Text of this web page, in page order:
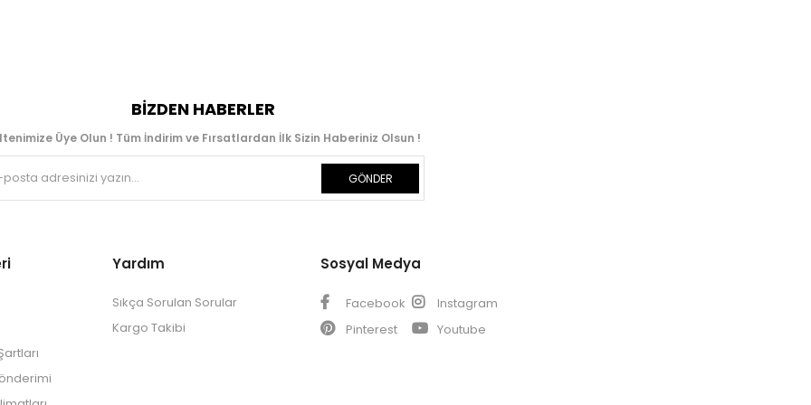
BIZDEN HABERLER
Üye Olun ! Tüm İndirim ve Fırsatlardan İlk Sizin Haberiniz Olsun !
GÖNDER
Yardım
Sıkça Sorulan Sorular
Kargo Takibi
Sosyal Medya
Facebook
Instagram
Pinterest
Youtube